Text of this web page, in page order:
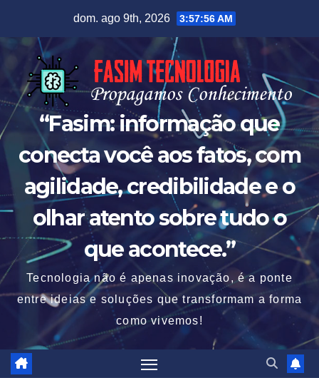
dom. ago 9th, 2026 3:57:57 AM
“Fasim: informação que
conecta você aos fatos, com
agilidade, credibilidade e o
olhar atento sobre tudo o
que acontece.”
Tecnologia não é apenas inovação, é a ponte
entre ideias e soluções que transformam a forma
como vivemos!